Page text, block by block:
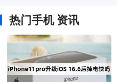
热门手机 资讯